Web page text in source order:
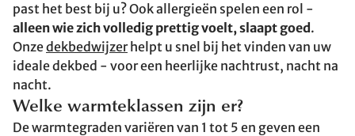
past het best bij u? Ook allergieën spelen een rol -
alleen wie zich volledig prettig voelt, slaapt goed .
Onzedekbedwijzerhelpt u snel bij het vinden van uw
ideale dekbed - voor een heerlijke nachtrust, nacht na
nacht.
Welke warmteklassen zijn er?
De warmtegraden variëren van 1 tot 5 en geven een